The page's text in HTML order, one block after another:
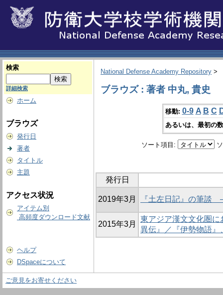
検索
詳細検索
ホーム
ブラウズ
発行日
著者
タイトル
主題
アクセス状況
アイテム別
高頻度ダウンロード文献
ヘルプ
DSpaceについて
National Defense Academy Repository >
ブラウズ : 著者 中丸, 貴史
移動: 0-9 A B C
あるいは、最初の
ソート項目:
発行日
2019年3月 『土左日記』の筆談
2015年3月
東アジア漢文文化圏
異伝』／『伊勢物語
ご意見をお寄せください